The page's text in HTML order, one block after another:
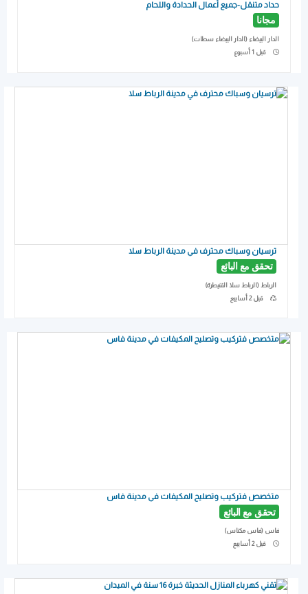
حداد متنقل-جميع أعمال الحدادة واللحام
مجانا
الدار البيضاء (الدار البيضاء سطات)
Published
قبل 1 أسبوع
ترسيان وسباك محترف في مدينة الرباط سلا
تحقق مع البائع
الرباط (الرباط سلا القنيطرة)
أخر تحديث
قبل 2 أسابيع
متخصص فتركيب وتصليح المكيفات في مدينة فاس
تحقق مع البائع
فاس (فاس مكناس)
Published
قبل 2 أسابيع